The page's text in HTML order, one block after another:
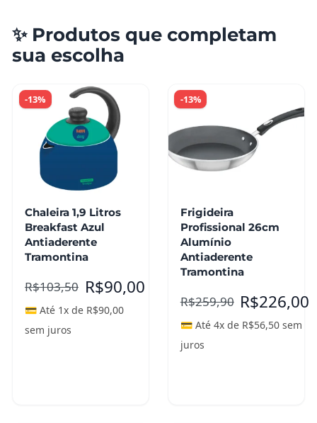
✨ Produtos que completam
sua escolha
-13%
Chaleira 1,9 Litros
Breakfast Azul
Antiaderente
Tramontina
R$103,50 R$90,00
💳 Até 1x de R$90,00
sem juros
-13%
Frigideira
Profissional 26cm
Alumínio
Antiaderente
Tramontina
R$259,90 R$226,00
💳 Até 4x de R$56,50sem
juros